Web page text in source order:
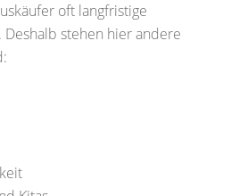
oft langfristige
stehen hier andere